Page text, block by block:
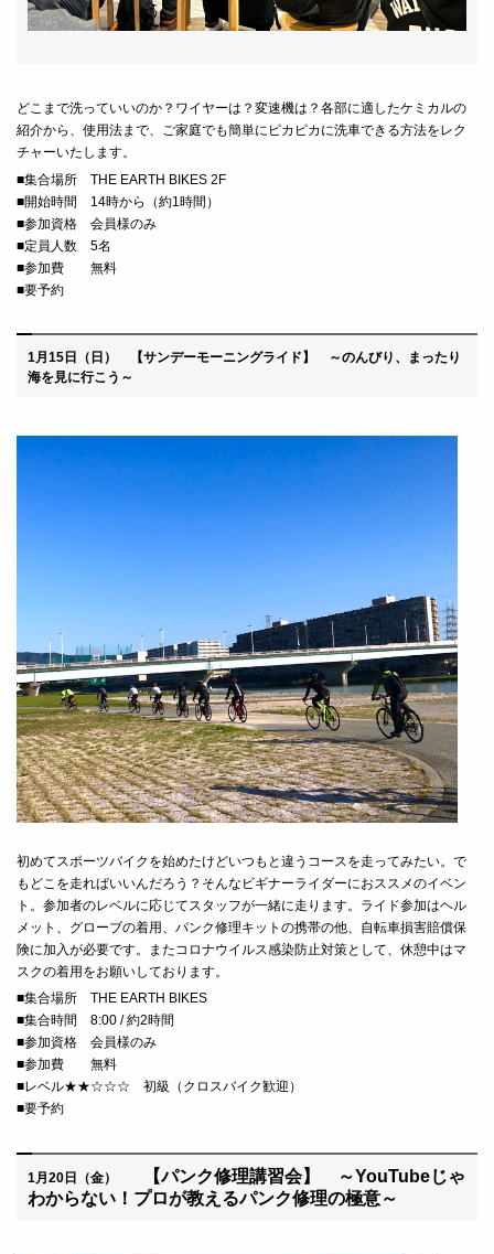
どこまで洗っていいのか？ワイヤーは？変速機は？各部に適したケミカルの
紹介から、使用法まで、ご家庭でも簡単にピカピカに洗車できる方法をレク
チャーいたします。
■集合場所 THE EARTH BIKES 2F
■開始時間 14時から（約1時間）
■参加資格 会員様のみ
■定員人数 5名
■参加費 無料
■要予約
1月15 日（日） 【サンデーモーニングライド】 ～のんびり、まったり
海を見に行こう～
初めてスポーツバイクを始めたけどいつもと違うコースを走ってみたい。で
もどこを走ればいいんだろう？ そんなビギナーライダーにおススメのイベン
ト。参加者のレベルに応じてスタッフが一緒に走ります。 ライド参加はヘル
メット、グローブの着用、パンク修理キットの携帯の他、自転車損害賠償保
険に加入が必要です。
またコロナウイルス感染防止対策として、休憩中はマ
スクの着用をお願いしております。
■集合場所 THE EARTH BIKES
■集合時間 8:00 / 約2時間
■参加資格 会員様のみ
■参加費 無料
■レベル★★☆☆☆ 初級（クロスバイク歓迎）
■要予約
1月20日（金） 【パンク修理講習会】 ～YouTubeじゃ
わからない！プロが教えるパンク修理の極意～